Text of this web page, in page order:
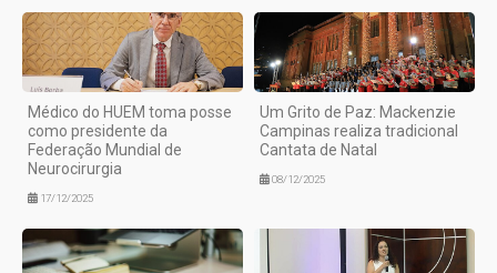
Médico do HUEM toma posse
como presidente da
Federação Mundial de
Neurocirurgia
17/12/2025
Um Grito de Paz: Mackenzie
Campinas realiza tradicional
Cantata de Natal
08/12/2025